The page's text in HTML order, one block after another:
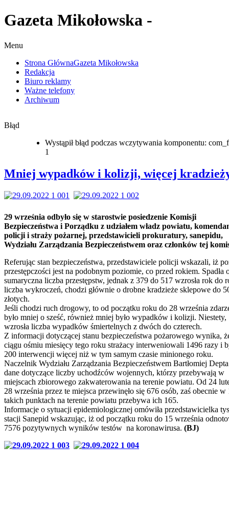
Gazeta Mikołowska -
Menu
Strona GłównaGazeta Mikołowska
Redakcja
Biuro reklamy
Ważne telefony
Archiwum
Błąd
Wystąpił błąd podczas wczytywania komponentu:
1
Mniej wypadków i kolizji, więcej
29 września odbyło się w starostwie posiedzenie Komisji
Bezpieczeństwa i Porządku z udziałem władz powiatu,
policji i straży pożarnej, przedstawicieli prokuratury, sanepidu,
Wydziału Zarządzania Bezpieczeństwem oraz członków tej
Referując stan bezpieczeństwa, przedstawiciele policji wskazali, iż
przestępczości jest na podobnym poziomie, co przed rokiem. Spadła
sumaryczna liczba przestępstw, jednak z 379 do 517 wzrosła rok do
liczba wykroczeń, chodzi głównie o drobne kradzieże sklepowe do
złotych.
Jeśli chodzi ruch drogowy, to od początku roku do 28 września
było mniej o sześć, również mniej było wypadków i kolizji. Niestety,
wzrosła liczba wypadków śmiertelnych z dwóch do czterech.
Z informacji dotyczącej stanu bezpieczeństwa pożarowego wynika,
ciągu ośmiu miesięcy tego roku strażacy interweniowali 1496 razy i
200 interwencji więcej niż w tym samym czasie minionego roku.
Naczelnik Wydziału Zarządzania Bezpieczeństwem Bartłomiej Depta
dane dotyczące liczby uchodźców wojennych, którzy przebywają w
miejscach zbiorowego zakwaterowania na terenie powiatu. Od 24
28 września przez te miejsca przewinęło się 676 osób, zaś obecnie w
takich punktach na terenie powiatu przebywa ich 165.
Informacje o sytuacji epidemiologicznej omówiła przedstawicielka
stacji Sanepid wskazując, iż od początku roku do 15 września
7576 pozytywnych wyników testów na koronawirusa. (BJ)